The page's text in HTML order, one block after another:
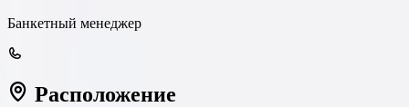
Банкетный менеджер
Расположение